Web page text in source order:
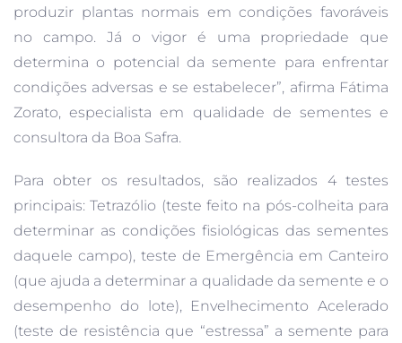
produzir plantas normais em condições favoráveis
no campo. Já o vigor é uma propriedade que
determina o potencial da semente para enfrentar
condições adversas e se estabelecer”, afirma Fátima
Zorato, especialista em qualidade de sementes e
consultora da Boa Safra.
Para obter os resultados, são realizados 4 testes
principais: Tetrazólio (teste feito na pós-colheita para
determinar as condições fisiológicas das sementes
daquele campo), teste de Emergência em Canteiro
(que ajuda a determinar a qualidade da semente e o
desempenho do lote), Envelhecimento Acelerado
(teste de resistência que “estressa” a semente para